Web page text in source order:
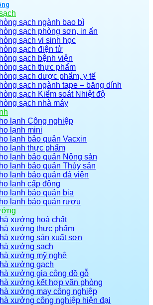
sạch ngành bao bì
sạch phòng sơn, in ấn
sạch vi sinh học
sạch điện tử
sạch bệnh viện
sạch thực phẩm
sạch dược phẩm, y tế
sạch ngành tape – băng dính
sạch Kiểm soát Nhiệt độ
sạch nhà máy
lạnh Công nghiệp
lạnh mini
lạnh bảo quản Vacxin
lạnh thực phẩm
lạnh bảo quản Nông sản
lạnh bảo quản Thủy sản
lạnh bảo quản đá viên
lạnh cấp đông
lạnh bảo quản bia
lạnh bảo quản rượu
xưởng hoá chất
xưởng thực phẩm
xưởng sản xuất sơn
xưởng sạch
xưởng mỹ nghệ
xưởng gạch
xưởng gia công đồ gỗ
xưởng kết hợp văn phòng
xưởng may công nghiệp
xưởng công nghiệp hiện đại